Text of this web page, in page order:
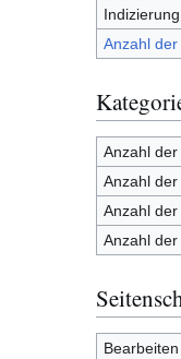
Anzahl
Anzahl
Anzahl der
Anzahl
Anzahl der
Bearbeiten